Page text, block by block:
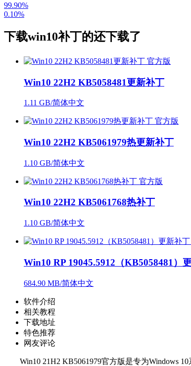
99.90%
0.10%
下载win10补丁的还下载了
Win10 22H2 KB5058481更新补丁
1.11 GB/简体中文
Win10 22H2 KB5061979热更新补丁
1.10 GB/简体中文
Win10 22H2 KB5061768热补丁
1.10 GB/简体中文
Win10 RP 19045.5912（KB5058481）
684.90 MB/简体中文
软件介绍
相关教程
下载地址
特色推荐
网友评论
Win10 21H2 KB5061979官方版是专为Windows 10